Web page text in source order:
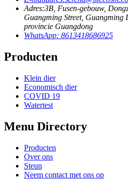
Adres:3B, Fusen-gebouw,
Guangming Street, Guangming
provincie Guangdong
WhatsApp: 8613418686925
Producten
Klein dier
Economisch dier
COVID 19
Watertest
Menu Directory
Producten
Over ons
Steun
Neem contact met ons op